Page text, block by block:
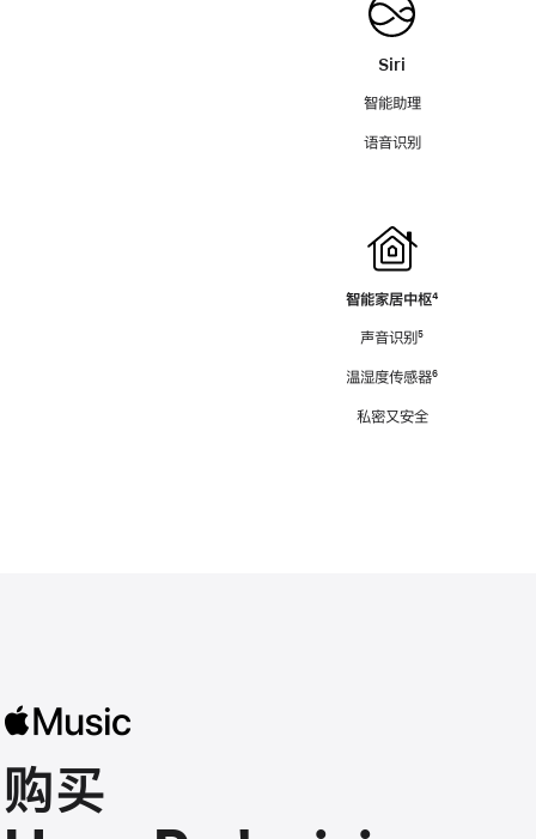
Siri
智能助理
语音识别
智能家居中枢脚
⁴
声音识别脚
⁵
温湿度传感器脚
⁶
私密又安全
购买